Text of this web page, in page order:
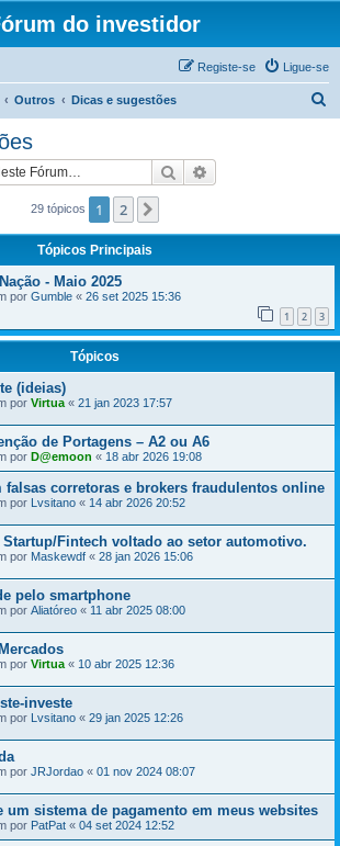
do investidor
Ligue-se
Registe-se
Outros Dicas e sugestões
r
Pesquisar
29 tópicos 1 2
Tópicos Principais
- Maio 2025
por Gumble « 26 set 2025 15:36
1 2 3
Tópicos
(ideias)
por Virtua « 21 jan 2023 17:57
de Portagens – A2 ou A6
por D@emoon « 18 abr 2026 19:08
falsas corretoras e brokers fraudulentos online
por Lvsitano « 14 abr 2026 20:52
Fintech voltado ao setor automotivo.
por Maskewdf « 28 jan 2026 15:06
pelo smartphone
por Aliatóreo « 11 abr 2025 08:00
por Virtua « 10 abr 2025 12:36
investe
por Lvsitano « 29 jan 2025 12:26
por JRJordao « 01 nov 2024 08:07
um sistema de pagamento em meus websites
por PatPat « 04 set 2024 12:52